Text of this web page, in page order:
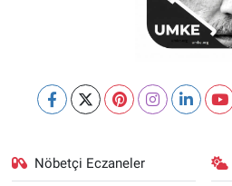
Nöbetçi Eczaneler